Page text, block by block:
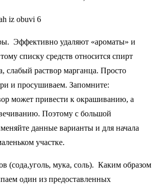
Эффективно удаляют «ароматы» и
списку средств относится спирт
слабый раствор марганца. Просто
и просушиваем. Запомните:
может привести к окрашиванию, а
Поэтому с большой
данные варианты и для начала
участке.
(сода,уголь, мука, соль). Каким образом
один из предоставленных